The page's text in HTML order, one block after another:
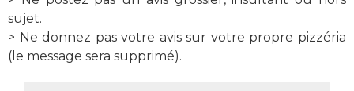
sujet.
> Ne donnez pas votre avis sur votre propre pizzéria
(le message sera supprimé).